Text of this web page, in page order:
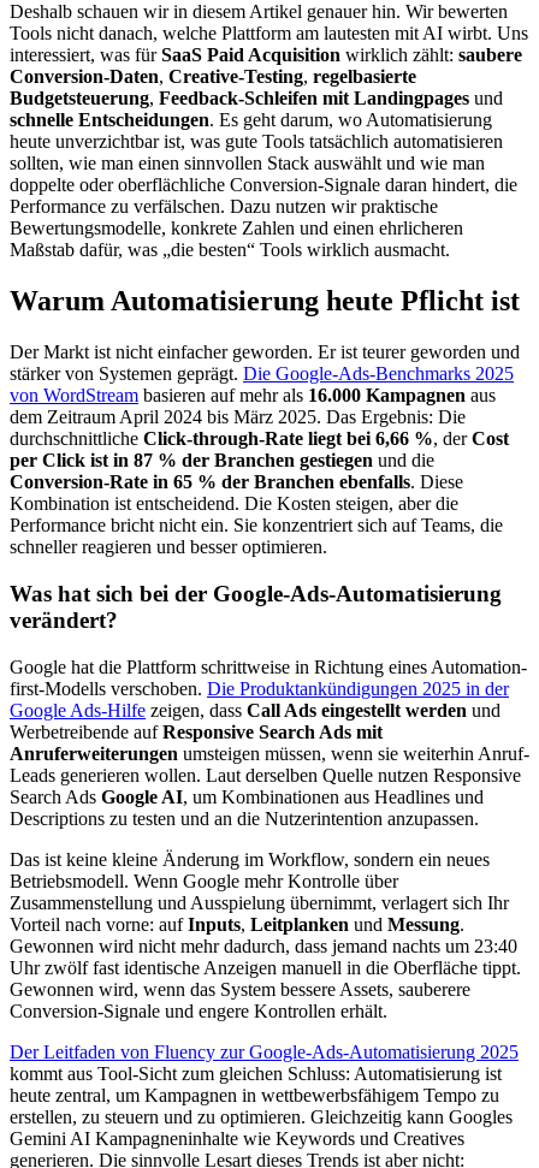
Deshalb schauen wir in diesem Artikel genauer hin. Wir bewerten
Tools nicht danach, welche Plattform am lautesten mit AI wirbt. Uns
interessiert, was fürSaaS Paid Acquisition wirklich zählt: saubere
Conversion-Daten, Creative-Testing, regelbasierte
Budgetsteuerung, Feedback-Schleifen mit Landingpages und
schnelle Entscheidungen. Es geht darum, wo Automatisierung
heute unverzichtbar ist, was gute Tools tatsächlich automatisieren
sollten, wie man einen sinnvollen Stack auswählt und wie man
doppelte oder oberflächliche Conversion-Signale daran hindert, die
Performance zu verfälschen. Dazu nutzen wir praktische
Bewertungsmodelle, konkrete Zahlen und einen ehrlicheren
Maßstab dafür, was „die besten“ Tools wirklich ausmacht.
Warum Automatisierung heute Pflicht ist
Der Markt ist nicht einfacher geworden. Er ist teurer geworden und
stärker von Systemen geprägt. Die Google-Ads-Benchmarks 2025
von WordStream basieren auf mehr als 16.000 Kampagnen aus
dem Zeitraum April 2024 bis März 2025. Das Ergebnis: Die
durchschnittliche Click-through-Rate liegt bei 6,66 %, derCost
per Click ist in 87 % der Branchen gestiegen und die
Conversion-Rate in 65 % der Branchen ebenfalls. Diese
Kombination ist entscheidend. Die Kosten steigen, aber die
Performance bricht nicht ein. Sie konzentriert sich auf Teams, die
schneller reagieren und besser optimieren.
Was hat sich bei der Google-Ads-Automatisierung
verändert?
Google hat die Plattform schrittweise in Richtung eines Automation-
first-Modells verschoben. Die Produktankündigungen 2025 in der
Google Ads-Hilfe zeigen, dass Call Ads eingestellt werden und
Werbetreibende aufResponsive Search Ads mit
Anruferweiterungen umsteigen müssen, wenn sie weiterhin Anruf-
Leads generieren wollen. Laut derselben Quelle nutzen Responsive
Search Ads Google AI, um Kombinationen aus Headlines und
Descriptions zu testen und an die Nutzerintention anzupassen.
Das ist keine kleine Änderung im Workflow, sondern ein neues
Betriebsmodell. Wenn Google mehr Kontrolle über
Zusammenstellung und Ausspielung übernimmt, verlagert sich Ihr
Vorteil nach vorne: aufInputs, Leitplanken und Messung.
Gewonnen wird nicht mehr dadurch, dass jemand nachts um 23:40
Uhr zwölf fast identische Anzeigen manuell in die Oberfläche tippt.
Gewonnen wird, wenn das System bessere Assets, sauberere
Conversion-Signale und engere Kontrollen erhält.
Der Leitfaden von Fluency zur Google-Ads-Automatisierung 2025
kommt aus Tool-Sicht zum gleichen Schluss: Automatisierung ist
heute zentral, um Kampagnen in wettbewerbsfähigem Tempo zu
erstellen, zu steuern und zu optimieren. Gleichzeitig kann Googles
Gemini AI Kampagneninhalte wie Keywords und Creatives
generieren. Die sinnvolle Lesart dieses Trends ist aber nicht: